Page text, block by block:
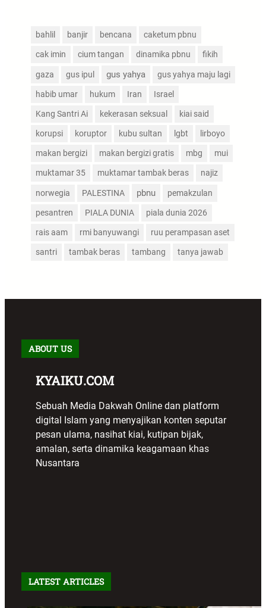
bahlil banjir bencana caketum pbnu
cak imin cium tangan dinamika pbnu fikih
gaza gus ipul gus yahya gus yahya maju lagi
habib umar hukum Iran Israel
Kang Santri Ai kekerasan seksual kiai said
korupsi koruptor kubu sultan lgbt lirboyo
makan bergizi makan bergizi gratis mbg mui
muktamar 35 muktamar tambak beras najiz
norwegia PALESTINA pbnu pemakzulan
pesantren PIALA DUNIA piala dunia 2026
rais aam rmi banyuwangi ruu perampasan aset
santri tambak beras tambang tanya jawab
ABOUT US
KYAIKU.COM
Sebuah Media Dakwah Online dan platform
digital Islam yang menyajikan konten seputar
pesan ulama, nasihat kiai, kutipan bijak,
amalan, serta dinamika keagamaan khas
Nusantara
LATEST ARTICLES